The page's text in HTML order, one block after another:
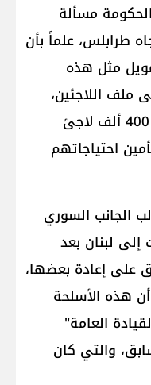
مسألة
طرابلس، علماً بأن
مثل هذه
ملف اللاجئين،
واستعدادها لتمويل عودة نحو 400 ألف لاجئ
احتياجاتهم
الجانب السوري
إلى لبنان بعد
على إعادة بعضها،
هذه الأسلحة
العامة"
والتي كان